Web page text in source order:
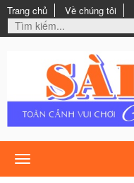
Trang chủ Về chúng tôi
Toggle
navigation